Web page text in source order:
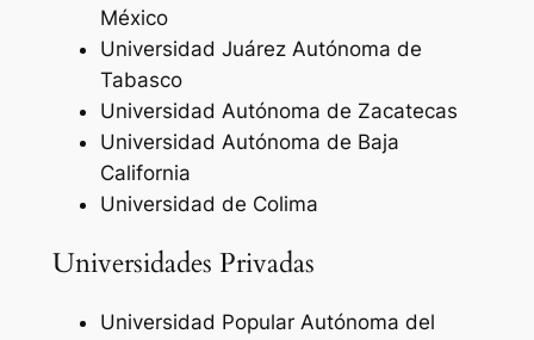
México
Universidad Juárez Autónoma de
Tabasco
Universidad Autónoma de Zacatecas
Universidad Autónoma de Baja
California
Universidad de Colima
Universidades Privadas
Universidad Popular Autónoma del